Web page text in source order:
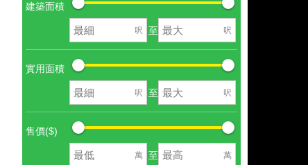
建築面積
呎 至 呎
實用面積
呎 至 呎
售價($)
萬 至 萬